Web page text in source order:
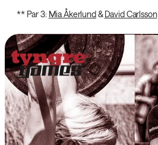
‌** Par 3: Mia Åkerlund&David Carlsson